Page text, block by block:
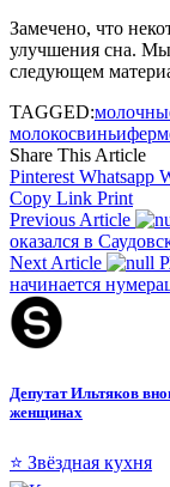
Замечено, что
улучшения сна. Мы
следующем
TAGGED:
молокосвиньи
Share This Article
Pinterest Whatsapp
Copy Link Print
Previous Article
оказался в
Next Article
начинается
Депутат Ильтяков
женщинах
⭐ Звёздная кухня